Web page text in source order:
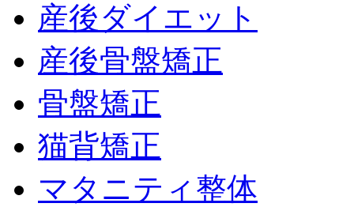
産後ダイエット
産後骨盤矯正
骨盤矯正
猫背矯正
マタニティ整体